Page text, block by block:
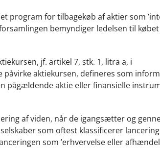
program for tilbagekøb af aktier som
bemyndiger ledelsen til
jf. artikel 7, stk. 1, litra a, i
aktiekursen, defineres som
pågældende aktie eller finansielle
af viden, når de igangsætter og
som oftest klassificerer
som ’erhvervelse eller